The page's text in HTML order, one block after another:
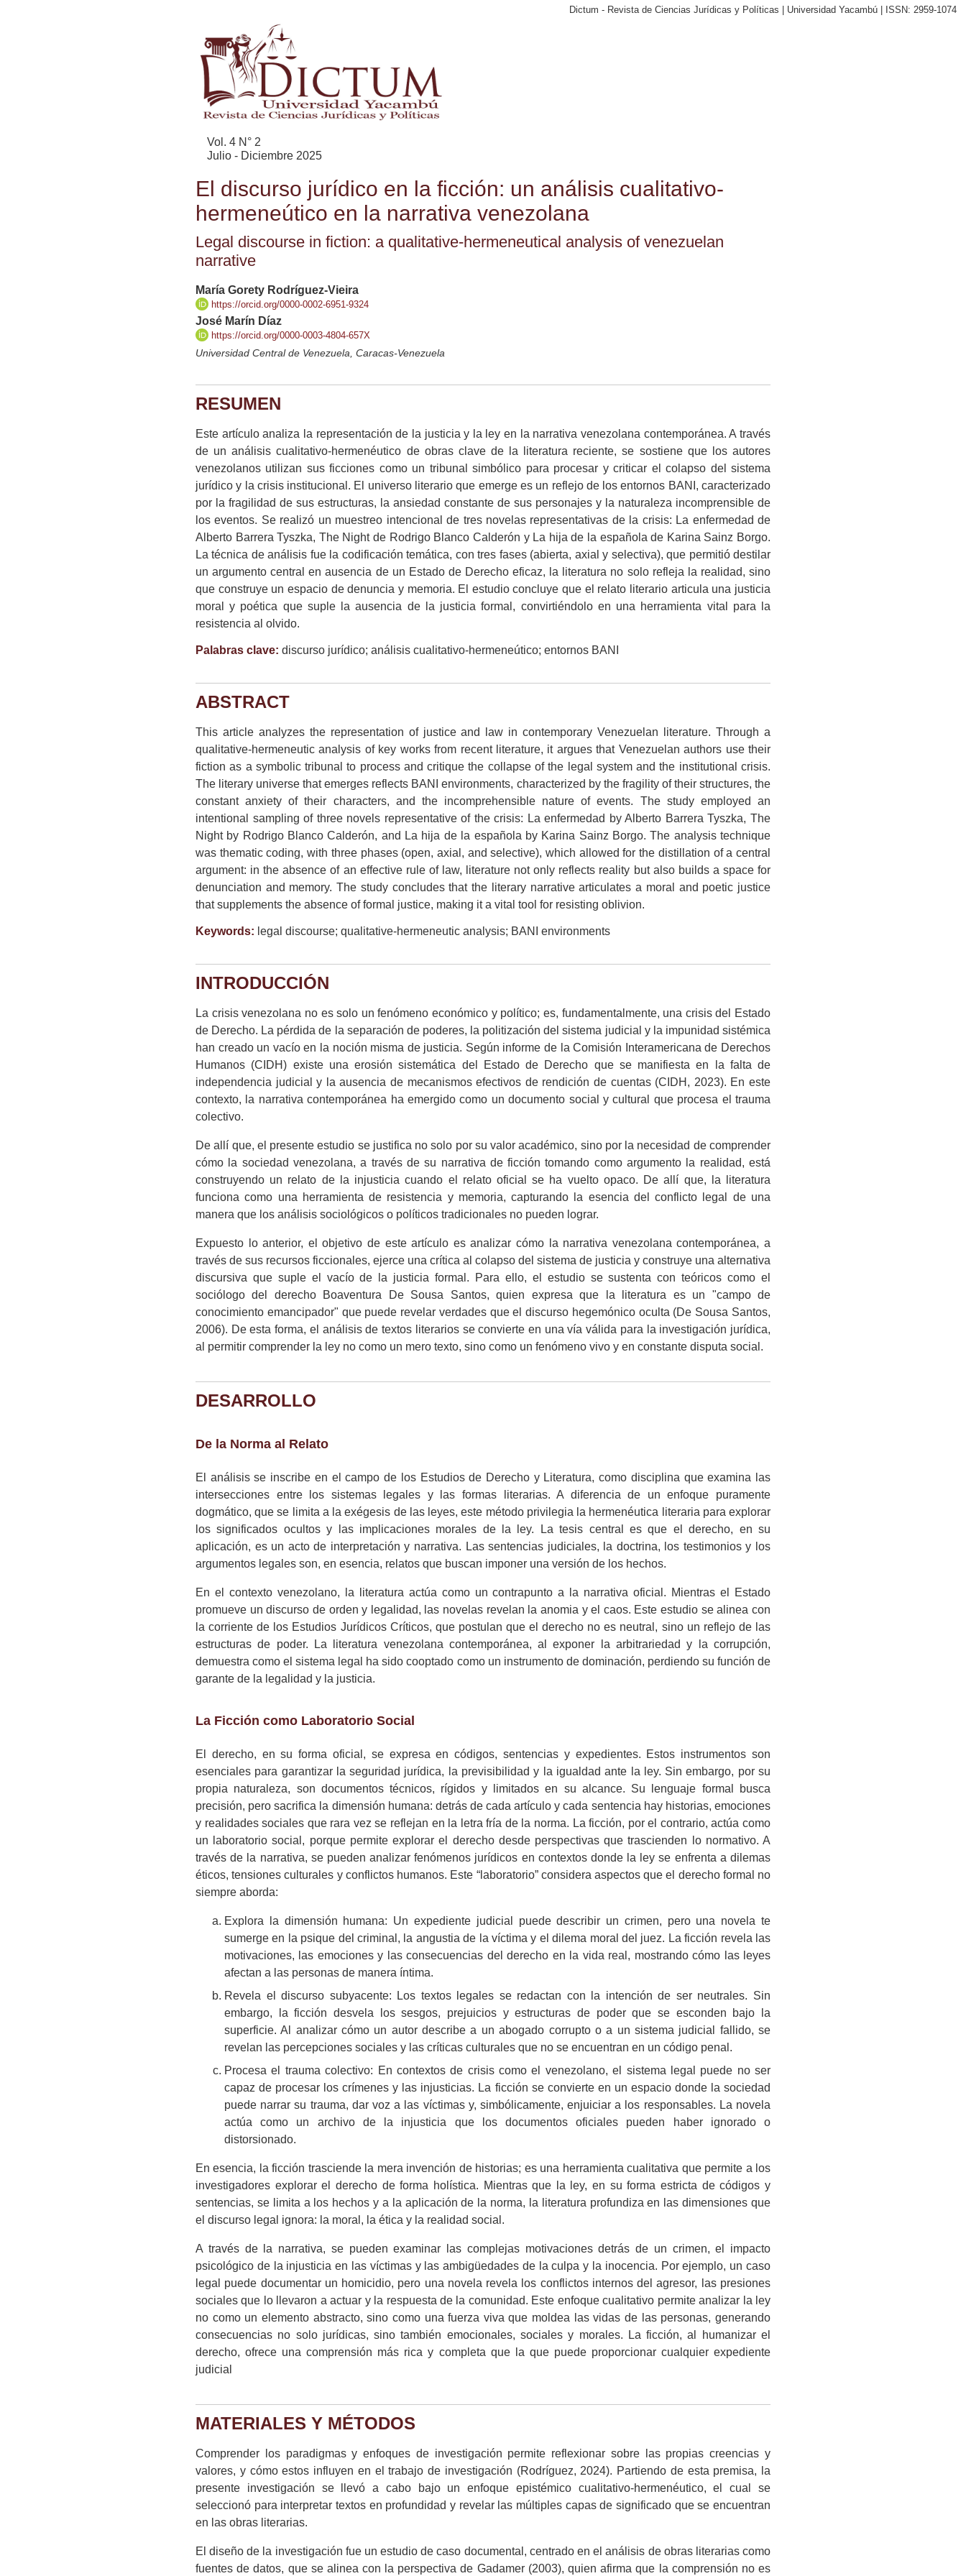
Dictum - Revista de Ciencias Jurídicas y Políticas | Universidad Yacambú | ISSN: 2959-1074
Vol. 4 N° 2
Julio - Diciembre 2025
El discurso jurídico en la ficción: un análisis cualitativo-
hermeneútico en la narrativa venezolana
Legal discourse in fiction: a qualitative-hermeneutical analysis of venezuelan
narrative
María Gorety Rodríguez-Vieira
https://orcid.org/0000-0002-6951-9324
José Marín Díaz
https://orcid.org/0000-0003-4804-657X
Universidad Central de Venezuela, Caracas-Venezuela
RESUMEN
Este artículo analiza la representación de la justicia y la ley en la narrativa venezolana contemporánea. A través
de un análisis cualitativo-hermenéutico de obras clave de la literatura reciente, se sostiene que los autores
venezolanos utilizan sus ficciones como un tribunal simbólico para procesar y criticar el colapso del sistema
jurídico y la crisis institucional. El universo literario que emerge es un reflejo de los entornos BANI, caracterizado
por la fragilidad de sus estructuras, la ansiedad constante de sus personajes y la naturaleza incomprensible de
los eventos. Se realizó un muestreo intencional de tres novelas representativas de la crisis: La enfermedad de
Alberto Barrera Tyszka, The Night de Rodrigo Blanco Calderón y La hija de la española de Karina Sainz Borgo.
La técnica de análisis fue la codificación temática, con tres fases (abierta, axial y selectiva), que permitió destilar
un argumento central en ausencia de un Estado de Derecho eficaz, la literatura no solo refleja la realidad, sino
que construye un espacio de denuncia y memoria. El estudio concluye que el relato literario articula una justicia
moral y poética que suple la ausencia de la justicia formal, convirtiéndolo en una herramienta vital para la
resistencia al olvido.
Palabras clave: discurso jurídico; análisis cualitativo-hermeneútico; entornos BANI
ABSTRACT
This article analyzes the representation of justice and law in contemporary Venezuelan literature. Through a
qualitative-hermeneutic analysis of key works from recent literature, it argues that Venezuelan authors use their
fiction as a symbolic tribunal to process and critique the collapse of the legal system and the institutional crisis.
The literary universe that emerges reflects BANI environments, characterized by the fragility of their structures, the
constant anxiety of their characters, and the incomprehensible nature of events. The study employed an
intentional sampling of three novels representative of the crisis: La enfermedad by Alberto Barrera Tyszka, The
Night by Rodrigo Blanco Calderón, and La hija de la española by Karina Sainz Borgo. The analysis technique
was thematic coding, with three phases (open, axial, and selective), which allowed for the distillation of a central
argument: in the absence of an effective rule of law, literature not only reflects reality but also builds a space for
denunciation and memory. The study concludes that the literary narrative articulates a moral and poetic justice
that supplements the absence of formal justice, making it a vital tool for resisting oblivion.
Keywords: legal discourse; qualitative-hermeneutic analysis; BANI environments
INTRODUCCIÓN
La crisis venezolana no es solo un fenómeno económico y político; es, fundamentalmente, una crisis del Estado
de Derecho. La pérdida de la separación de poderes, la politización del sistema judicial y la impunidad sistémica
han creado un vacío en la noción misma de justicia. Según informe de la Comisión Interamericana de Derechos
Humanos (CIDH) existe una erosión sistemática del Estado de Derecho que se manifiesta en la falta de
independencia judicial y la ausencia de mecanismos efectivos de rendición de cuentas (CIDH, 2023). En este
contexto, la narrativa contemporánea ha emergido como un documento social y cultural que procesa el trauma
colectivo.
De allí que, el presente estudio se justifica no solo por su valor académico, sino por la necesidad de comprender
cómo la sociedad venezolana, a través de su narrativa de ficción tomando como argumento la realidad, está
construyendo un relato de la injusticia cuando el relato oficial se ha vuelto opaco. De allí que, la literatura
funciona como una herramienta de resistencia y memoria, capturando la esencia del conflicto legal de una
manera que los análisis sociológicos o políticos tradicionales no pueden lograr.
Expuesto lo anterior, el objetivo de este artículo es analizar cómo la narrativa venezolana contemporánea, a
través de sus recursos ficcionales, ejerce una crítica al colapso del sistema de justicia y construye una alternativa
discursiva que suple el vacío de la justicia formal. Para ello, el estudio se sustenta con teóricos como el
sociólogo del derecho Boaventura De Sousa Santos, quien expresa que la literatura es un "campo de
conocimiento emancipador" que puede revelar verdades que el discurso hegemónico oculta (De Sousa Santos,
2006). De esta forma, el análisis de textos literarios se convierte en una vía válida para la investigación jurídica,
al permitir comprender la ley no como un mero texto, sino como un fenómeno vivo y en constante disputa social.
DESARROLLO
De la Norma al Relato
El análisis se inscribe en el campo de los Estudios de Derecho y Literatura, como disciplina que examina las
intersecciones entre los sistemas legales y las formas literarias. A diferencia de un enfoque puramente
dogmático, que se limita a la exégesis de las leyes, este método privilegia la hermenéutica literaria para explorar
los significados ocultos y las implicaciones morales de la ley. La tesis central es que el derecho, en su
aplicación, es un acto de interpretación y narrativa. Las sentencias judiciales, la doctrina, los testimonios y los
argumentos legales son, en esencia, relatos que buscan imponer una versión de los hechos.
En el contexto venezolano, la literatura actúa como un contrapunto a la narrativa oficial. Mientras el Estado
promueve un discurso de orden y legalidad, las novelas revelan la anomia y el caos. Este estudio se alinea con
la corriente de los Estudios Jurídicos Críticos, que postulan que el derecho no es neutral, sino un reflejo de las
estructuras de poder. La literatura venezolana contemporánea, al exponer la arbitrariedad y la corrupción,
demuestra como el sistema legal ha sido cooptado como un instrumento de dominación, perdiendo su función de
garante de la legalidad y la justicia.
La Ficción como Laboratorio Social
El derecho, en su forma oficial, se expresa en códigos, sentencias y expedientes. Estos instrumentos son
esenciales para garantizar la seguridad jurídica, la previsibilidad y la igualdad ante la ley. Sin embargo, por su
propia naturaleza, son documentos técnicos, rígidos y limitados en su alcance. Su lenguaje formal busca
precisión, pero sacrifica la dimensión humana: detrás de cada artículo y cada sentencia hay historias, emociones
y realidades sociales que rara vez se reflejan en la letra fría de la norma. La ficción, por el contrario, actúa como
un laboratorio social, porque permite explorar el derecho desde perspectivas que trascienden lo normativo. A
través de la narrativa, se pueden analizar fenómenos jurídicos en contextos donde la ley se enfrenta a dilemas
éticos, tensiones culturales y conflictos humanos. Este “laboratorio” considera aspectos que el derecho formal no
siempre aborda:
Explora la dimensión humana: Un expediente judicial puede describir un crimen, pero una novela te
sumerge en la psique del criminal, la angustia de la víctima y el dilema moral del juez. La ficción revela las
motivaciones, las emociones y las consecuencias del derecho en la vida real, mostrando cómo las leyes
afectan a las personas de manera íntima.
Revela el discurso subyacente: Los textos legales se redactan con la intención de ser neutrales. Sin
embargo, la ficción desvela los sesgos, prejuicios y estructuras de poder que se esconden bajo la
superficie. Al analizar cómo un autor describe a un abogado corrupto o a un sistema judicial fallido, se
revelan las percepciones sociales y las críticas culturales que no se encuentran en un código penal.
Procesa el trauma colectivo: En contextos de crisis como el venezolano, el sistema legal puede no ser
capaz de procesar los crímenes y las injusticias. La ficción se convierte en un espacio donde la sociedad
puede narrar su trauma, dar voz a las víctimas y, simbólicamente, enjuiciar a los responsables. La novela
actúa como un archivo de la injusticia que los documentos oficiales pueden haber ignorado o
distorsionado.
En esencia, la ficción trasciende la mera invención de historias; es una herramienta cualitativa que permite a los
investigadores explorar el derecho de forma holística. Mientras que la ley, en su forma estricta de códigos y
sentencias, se limita a los hechos y a la aplicación de la norma, la literatura profundiza en las dimensiones que
el discurso legal ignora: la moral, la ética y la realidad social.
A través de la narrativa, se pueden examinar las complejas motivaciones detrás de un crimen, el impacto
psicológico de la injusticia en las víctimas y las ambigüedades de la culpa y la inocencia. Por ejemplo, un caso
legal puede documentar un homicidio, pero una novela revela los conflictos internos del agresor, las presiones
sociales que lo llevaron a actuar y la respuesta de la comunidad. Este enfoque cualitativo permite analizar la ley
no como un elemento abstracto, sino como una fuerza viva que moldea las vidas de las personas, generando
consecuencias no solo jurídicas, sino también emocionales, sociales y morales. La ficción, al humanizar el
derecho, ofrece una comprensión más rica y completa que la que puede proporcionar cualquier expediente
judicial
MATERIALES Y MÉTODOS
Comprender los paradigmas y enfoques de investigación permite reflexionar sobre las propias creencias y
valores, y cómo estos influyen en el trabajo de investigación (Rodríguez, 2024). Partiendo de esta premisa, la
presente investigación se llevó a cabo bajo un enfoque epistémico cualitativo-hermenéutico, el cual se
seleccionó para interpretar textos en profundidad y revelar las múltiples capas de significado que se encuentran
en las obras literarias.
El diseño de la investigación fue un estudio de caso documental, centrado en el análisis de obras literarias como
fuentes de datos, que se alinea con la perspectiva de Gadamer (2003), quien afirma que la comprensión no es